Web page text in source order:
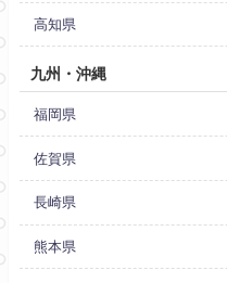
高知県
九州・沖縄
福岡県
佐賀県
長崎県
熊本県